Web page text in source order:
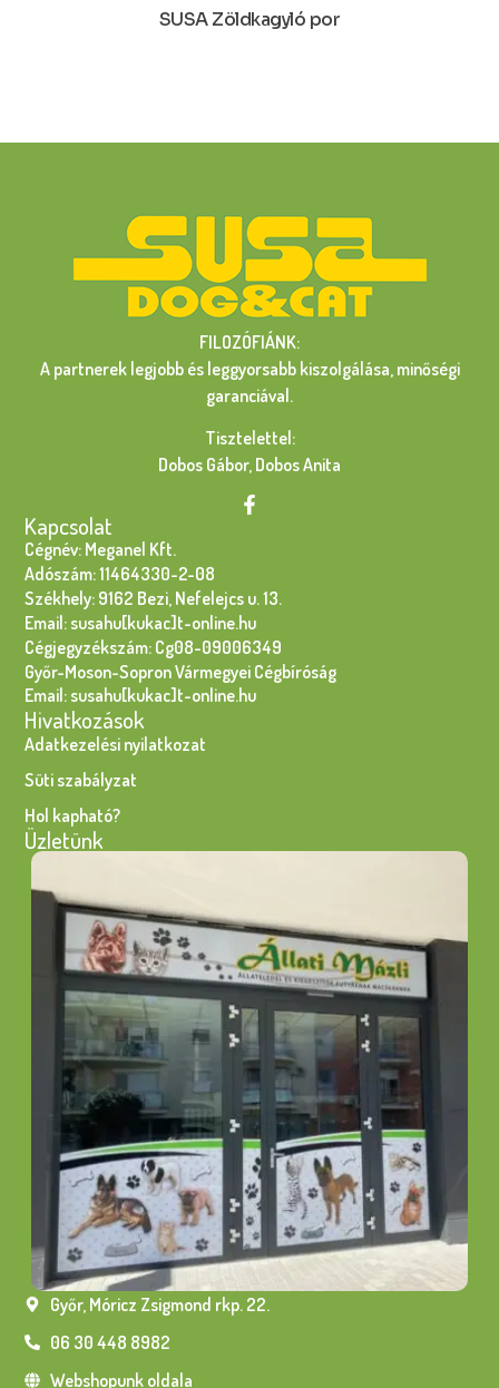
SUSA Zöldkagyló por
FILOZÓFIÁNK:
A partnerek legjobb és leggyorsabb kiszolgálása, minőségi
garanciával.
Tisztelettel:
Dobos Gábor, Dobos Anita
Kapcsolat
Cégnév: Meganel Kft.
Adószám: 11464330-2-08
Székhely: 9162 Bezi, Nefelejcs u. 13.
Email: susahu[kukac]t-online.hu
Cégjegyzékszám: Cg08-09006349
Győr-Moson-Sopron Vármegyei Cégbíróság
Email: susahu[kukac]t-online.hu
Hivatkozások
Adatkezelési nyilatkozat
Süti szabályzat
Hol kapható?
Üzletünk
Győr, Móricz Zsigmond rkp. 22.
06 30 448 8982
Webshopunk oldala